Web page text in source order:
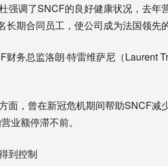
强调了SNCF的良好健康状况，去年
长期合同员工，使公司成为法国领先
财务总监洛朗·特雷维萨尼（Laurent
面，曾在新冠危机期间帮助SNCF减
业额停滞不前。
到控制